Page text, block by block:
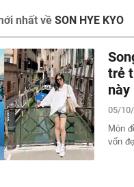
19:25
Hãng xe của tỷ
1,4 tỷ dân
19:23
Ra quyết định
19:20
Cristiano
19:18
Nóng: Khám xét
19:15
Vietlott 6/8 - Xổ
6/8/2026
19:15
Lãi suất ngân
MB, Sacombank,
nhất về SON HYE KYO
trẻ
này
05/
Món
vốn